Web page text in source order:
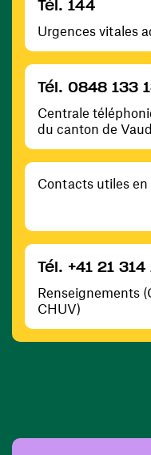
Tél. 144
Urgences vitales
Tél. 0848 133
Centrale
du canton de Vaud
Contacts utiles
Tél. +41 21 314
Renseignements
CHUV)